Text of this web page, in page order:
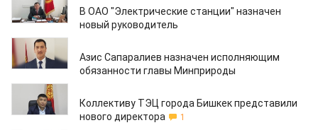
В ОАО "Электрические станции" назначен
новый руководитель
02.07.2024
Азис Сапаралиев назначен исполняющим
обязанности главы Минприроды
02.07.2024
Коллективу ТЭЦ города Бишкек представили
нового директора
1